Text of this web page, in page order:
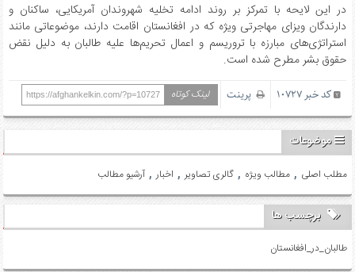
در این لایحه با تمرکز بر روند ادامه تخلیه شهروندان آمریکایی، ساکنان و
دارندگان ویزای مهاجرتی ویژه که در افغانستان اقامت دارند، موضوعاتی مانند
استراتژی‌های مبارزه با تروریسم و ​​اعمال تحریم‌ها علیه طالبان به دلیل نقض
حقوق بشر مطرح شده است.
کد خبر 10727 پرینت لینک کوتاه https://afghankelkin.com/?p=10727
موضوعات
آرشیو مطالب ,اخبار , گالری تصاویر , مطالب ویژه , مطلب اصلی
برچسب ها
طالبان_در_افغانستان